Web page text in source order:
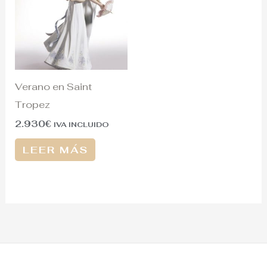
Verano en Saint
Tropez
2.930€ IVA INCLUIDO
LEER MÁS